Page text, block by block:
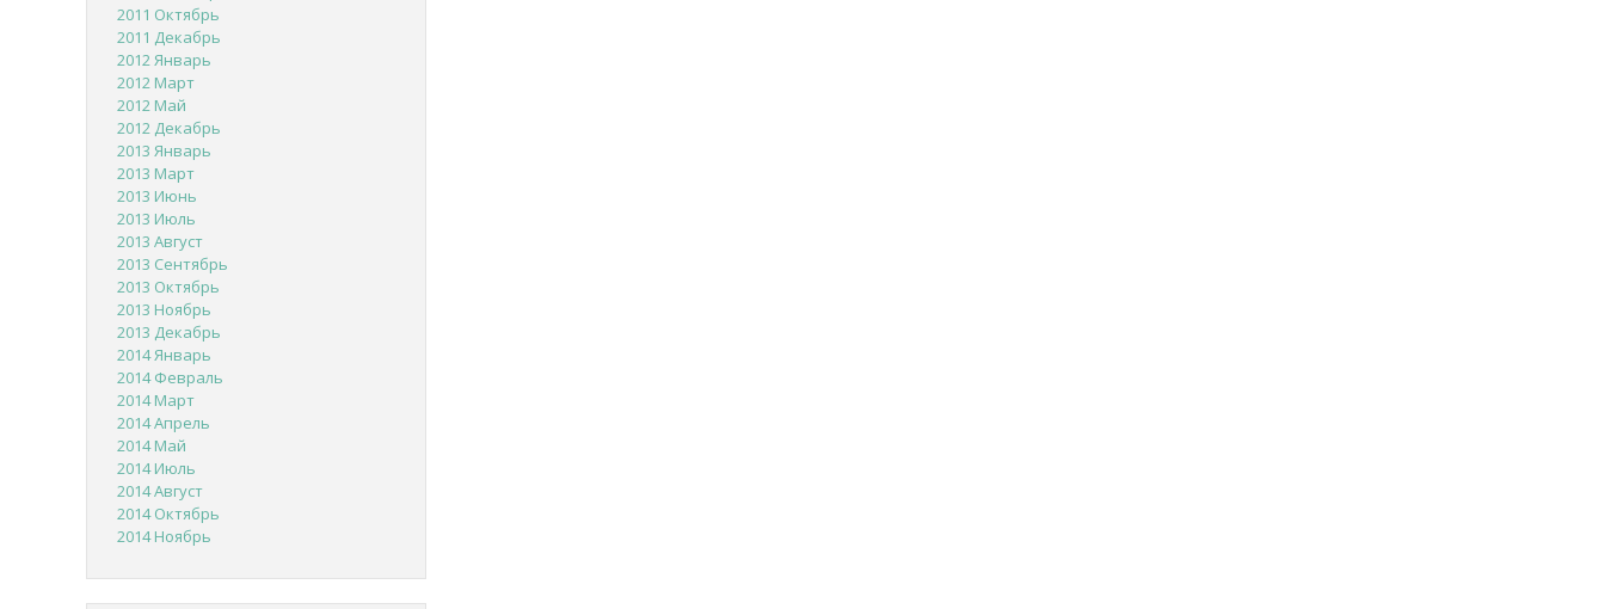
2011 Октябрь
2011 Декабрь
2012 Январь
2012 Март
2012 Май
2012 Декабрь
2013 Январь
2013 Март
2013 Июнь
2013 Июль
2013 Август
2013 Сентябрь
2013 Октябрь
2013 Ноябрь
2013 Декабрь
2014 Январь
2014 Февраль
2014 Март
2014 Апрель
2014 Май
2014 Июль
2014 Август
2014 Октябрь
2014 Ноябрь